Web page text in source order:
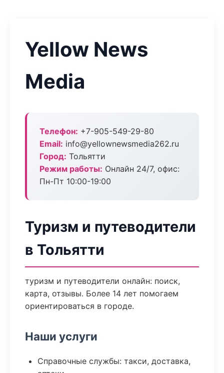
Yellow News
Media
Телефон: +7-905-549-29-80
Email: info@yellownewsmedia262.ru
Город: Тольятти
Режим работы: Онлайн 24/7, офис:
Пн-Пт 10:00-19:00
Туризм и путеводители
в Тольятти
туризм и путеводители онлайн: поиск,
карта, отзывы. Более 14 лет помогаем
ориентироваться в городе.
Наши услуги
Справочные службы: такси, доставка,